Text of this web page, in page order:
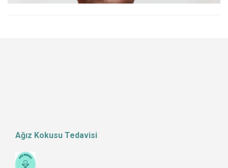
Ağız Kokusu Tedavisi